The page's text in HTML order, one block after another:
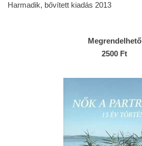
Harmadik, bővített kiadás 2013
Megrendelhető
2500 Ft